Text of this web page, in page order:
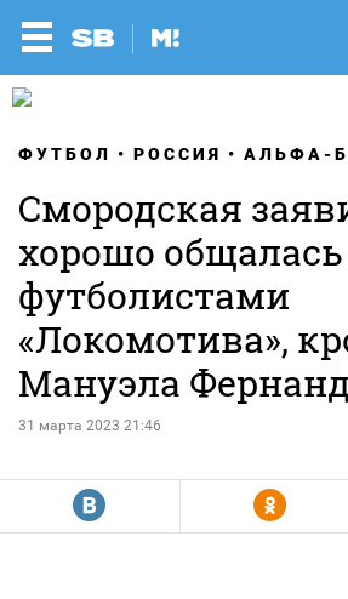
ФУТБОЛ РОССИЯ АЛЬФА-
Смородская
хорошо
футболистами
«Локомотива»,
Мануэла
31 марта 2023 21:46
R Y